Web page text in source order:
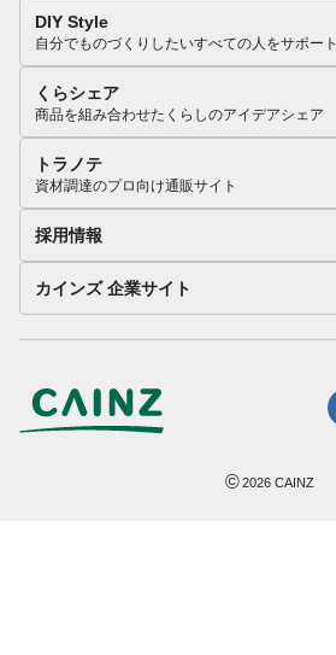
DIY Style
自分でものづくりしたいすべての人をサポート
くらシェア
商品を組み合わせたくらしのアイデアシェア
トラノテ
資材調達のプロ向け通販サイト
採用情報
カインズ 企業サイト
©2026 CAINZ